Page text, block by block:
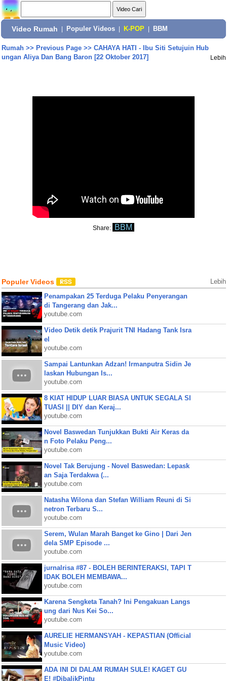
Video Rumah Populer Videos K-POP BBM
Rumah>> Previous Page>> CAHAYA HATI - Ibu Siti Setujuin Hub
ungan Aliya Dan Bang Baron [22 Oktober 2017]
Lebih
Share: BBM
Populer Videos Lebih
Penampakan 25 Terduga Pelaku Penyerangan
di Tangerang dan Jak...
youtube.com
Video Detik detik Prajurit TNI Hadang Tank Isra
el
youtube.com
Sampai Lantunkan Adzan! Irmanputra Sidin Je
laskan Hubungan Is...
youtube.com
8 KIAT HIDUP LUAR BIASA UNTUK SEGALA SI
TUASI || DIY dan Keraj...
youtube.com
Novel Baswedan Tunjukkan Bukti Air Keras da
n Foto Pelaku Peng...
youtube.com
Novel Tak Berujung - Novel Baswedan: Lepask
an Saja Terdakwa (...
youtube.com
Natasha Wilona dan Stefan William Reuni di Si
netron Terbaru S...
youtube.com
Serem, Wulan Marah Banget ke Gino | Dari Jen
dela SMP Episode ...
youtube.com
jurnalrisa #87 - BOLEH BERINTERAKSI, TAPI T
IDAK BOLEH MEMBAWA...
youtube.com
Karena Sengketa Tanah? Ini Pengakuan Langs
ung dari Nus Kei So...
youtube.com
AURELIE HERMANSYAH - KEPASTIAN (Official
Music Video)
youtube.com
ADA INI DI DALAM RUMAH SULE! KAGET GU
E! #DibalikPintu